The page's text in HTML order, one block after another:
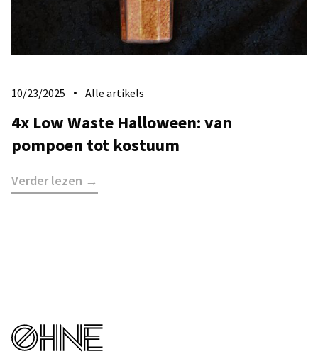
10/23/2025 Alle artikels
4x Low Waste Halloween: van
pompoen tot kostuum
Verder lezen →